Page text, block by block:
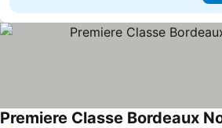
Premiere Classe Bordeaux